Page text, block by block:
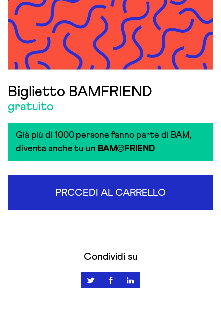
Biglietto BAMFRIEND
gratuito
Già più di 1000 persone fanno parte di BAM,
diventa anche tu un BAM FRIEND
PROCEDI AL CARRELLO
Condividi su